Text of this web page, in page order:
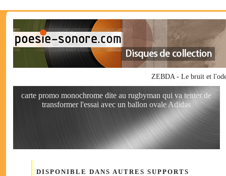
ZEBDA - Le bruit et
carte promo monochrome dite au rugbyman qui va tenter de
transformer l'essai avec un ballon ovale Adidas
DISPONIBLE DANS AUTRES SUPPORTS